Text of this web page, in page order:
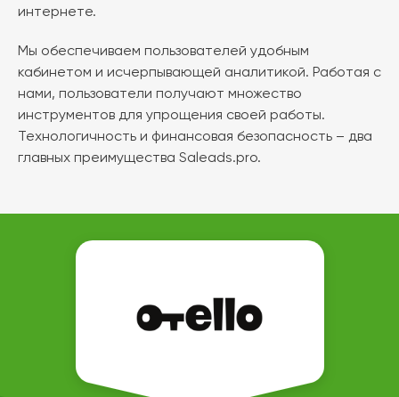
интернете.
Мы обеспечиваем пользователей удобным
кабинетом и исчерпывающей аналитикой. Работая с
нами, пользователи получают множество
инструментов для упрощения своей работы.
Технологичность и финансовая безопасность – два
главных преимущества Saleads.pro.